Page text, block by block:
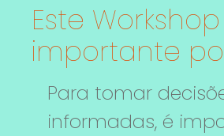
Este
importante
Para tomar
informadas, é